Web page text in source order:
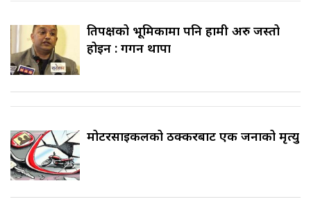
प्रतिपक्षको भूमिकामा पनि हामी अरु जस्तो
होइन : गगन थापा
मोटरसाइकलको ठक्करबाट एक जनाको मृत्यु